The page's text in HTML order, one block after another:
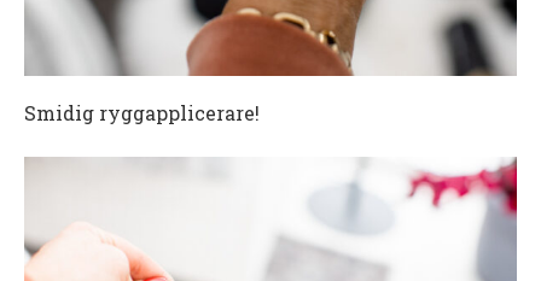
Smidig ryggapplicerare!